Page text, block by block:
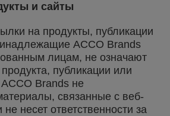
и сайты
на продукты, публикации
ACCO Brands
лицам, не означают
публикации или
Brands не
связанные с веб-
несет ответственности за